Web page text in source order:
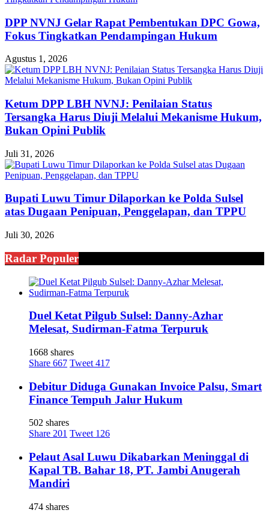
DPP NVNJ Gelar Rapat Pembentukan DPC Gowa,
Fokus Tingkatkan Pendampingan Hukum
Agustus 1, 2026
Ketum DPP LBH NVNJ: Penilaian Status
Tersangka Harus Diuji Melalui Mekanisme Hukum,
Bukan Opini Publik
Juli 31, 2026
Bupati Luwu Timur Dilaporkan ke Polda Sulsel
atas Dugaan Penipuan, Penggelapan, dan TPPU
Juli 30, 2026
Radar Populer
Duel Ketat Pilgub Sulsel: Danny-Azhar
Melesat, Sudirman-Fatma Terpuruk
1668 shares
Share 667 Tweet 417
Debitur Diduga Gunakan Invoice Palsu, Smart
Finance Tempuh Jalur Hukum
502 shares
Share 201 Tweet 126
Pelaut Asal Luwu Dikabarkan Meninggal di
Kapal TB. Bahar 18, PT. Jambi Anugerah
Mandiri
474 shares